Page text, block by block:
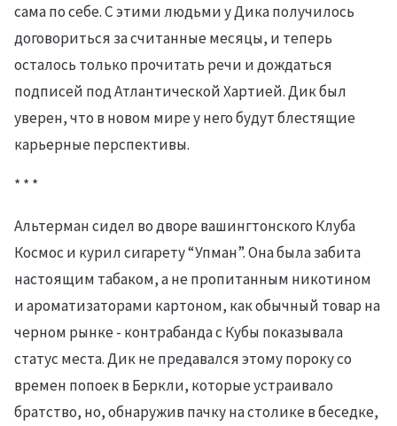
сама по себе. С этими людьми у Дика получилось
договориться за считанные месяцы, и теперь
осталось только прочитать речи и дождаться
подписей под Атлантической Хартией. Дик был
уверен, что в новом мире у него будут блестящие
карьерные перспективы.
* * *
Альтерман сидел во дворе вашингтонского Клуба
Космос и курил сигарету “Упман”. Она была забита
настоящим табаком, а не пропитанным никотином
и ароматизаторами картоном, как обычный товар на
черном рынке - контрабанда с Кубы показывала
статус места. Дик не предавался этому пороку со
времен попоек в Беркли, которые устраивало
братство, но, обнаружив пачку на столике в беседке,